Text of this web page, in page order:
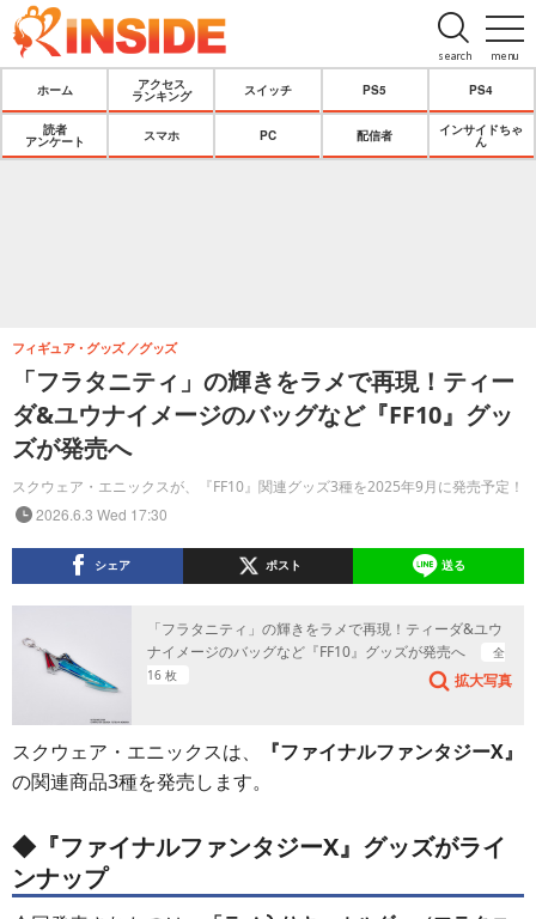
menu
search
ホーム
アクセス
ランキング
スイッチ PS5 PS4
読者
アンケート
スマホ PC 配信者
インサイドちゃ
ん
「フラタニティ」の輝きをラメで再現！ティー
ダ&ユウナイメージのバッグなど『FF10』グッ
ズが発売へ
スクウェア・エニックスが、『FF10』関連グッズ3種を2025年9月に発売予定！
フィギュア・グッズ グッズ
2026.6.3 Wed 17:30
シェア ポスト 送る
「フラタニティ」の輝きをラメで再現！ティーダ&ユウ
ナイメージのバッグなど『FF10』グッズが発売へ
全
16 枚
拡大写真
スクウェア・エニックスは、
『ファイナルファンタジーX』
の関連商品3種を発売します。
◆『ファイナルファンタジーX』グッズがライ
ンナップ